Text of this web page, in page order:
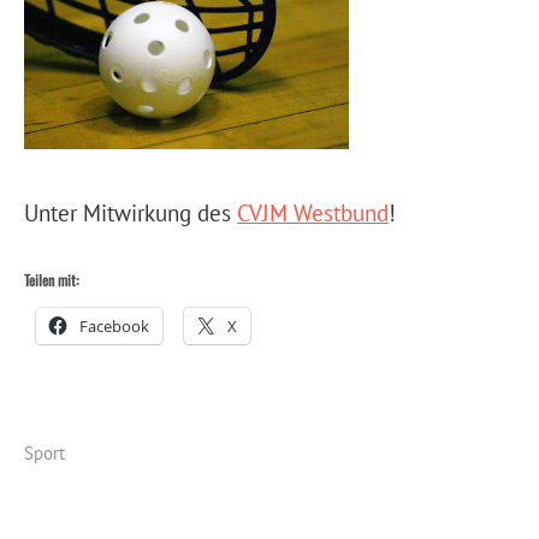
Unter Mitwirkung des CVJM Westbund!
Teilen mit:
Facebook X
Sport